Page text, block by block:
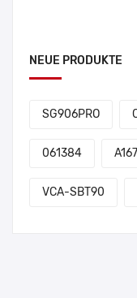
NEUE PRODUKTE
SG906PRO
061384
VCA-SBT90